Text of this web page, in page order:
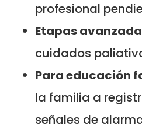
profesional
Etapas
cuidados
Para educación
la familia a
señales de